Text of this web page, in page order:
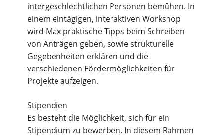
intergeschlechtlichen Personen bemühen. In
einem eintägigen, interaktiven Workshop
wird Max praktische Tipps beim Schreiben
von Anträgen geben, sowie strukturelle
Gegebenheiten erklären und die
verschiedenen Fördermöglichkeiten für
Projekte aufzeigen.
Stipendien
Es besteht die Möglichkeit, sich für ein
Stipendium zu bewerben. In diesem Rahmen